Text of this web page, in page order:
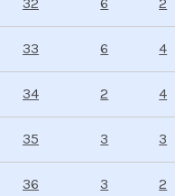
33 6 4
34 2 4
35 3 3
36 3 2